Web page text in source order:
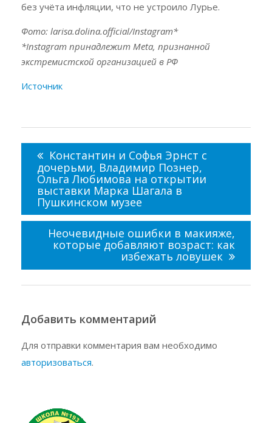
без учёта инфляции, что не устроило Лурье.
Фото: larisa.dolina.official/Instagram*
*Instagram принадлежит Meta, признанной
экстремистской организацией в РФ
Источник
записям
Константин и Софья Эрнст с
дочерьми, Владимир Познер,
Ольга Любимова на открытии
выставки Марка Шагала в
Пушкинском музее
Неочевидные ошибки в макияже,
которые добавляют возраст: как
избежать ловушек
Добавить комментарий
Для отправки комментария вам необходимо
авторизоваться.